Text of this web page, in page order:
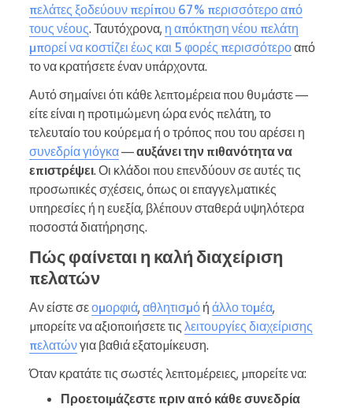
πελάτες ξοδεύουν περίπου 67% περισσότερο από
τους νέους. Ταυτόχρονα, η απόκτηση νέου πελάτη
μπορεί να κοστίζει έως και 5 φορές περισσότεροαπό
το να κρατήσετε έναν υπάρχοντα.
Αυτό σημαίνει ότι κάθε λεπτομέρεια που θυμάστε —
είτε είναι η προτιμώμενη ώρα ενός πελάτη, το
τελευταίο του κούρεμα ή ο τρόπος που του αρέσει η
συνεδρία γιόγκα—αυξάνει την πιθανότητα να
επιστρέψει. Οι κλάδοι που επενδύουν σε αυτές τις
προσωπικές σχέσεις, όπως οι επαγγελματικές
υπηρεσίες ή η ευεξία, βλέπουν σταθερά υψηλότερα
ποσοστά διατήρησης.
Πώς φαίνεται η καλή διαχείριση
πελατών
Αν είστε σεομορφιά, αθλητισμό ή άλλο τομέα,
μπορείτε να αξιοποιήσετε τις λειτουργίες διαχείρισης
πελατώνγια βαθιά εξατομίκευση.
Όταν κρατάτε τις σωστές λεπτομέρειες, μπορείτε να:
Προετοιμάζεστε πριν από κάθε συνεδρία